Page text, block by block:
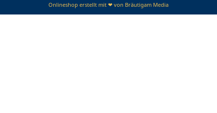
Onlineshop erstellt mit ❤ von Bräutigam Media